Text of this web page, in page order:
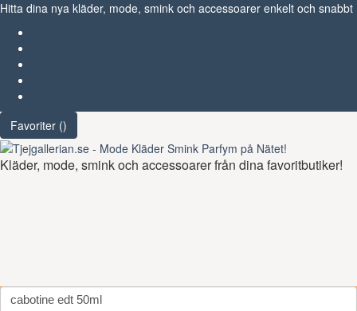
Hitta dina nya kläder, mode, smink och accessoarer enkelt och snabbt
Favoriter ()
Kläder, mode, smink och accessoarer från dina favoritbutiker!